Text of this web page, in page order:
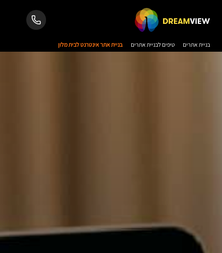
בניית אתרים טיפים לבניית אתרים בניית אתר אינטרנט לבית מלון